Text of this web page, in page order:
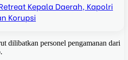
Kepala Daerah, Kapolri
Korupsi
dilibatkan personel pengamanan dari